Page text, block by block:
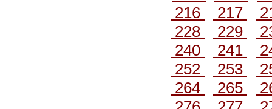
216
217
228
229
240
241
252
253
264
265